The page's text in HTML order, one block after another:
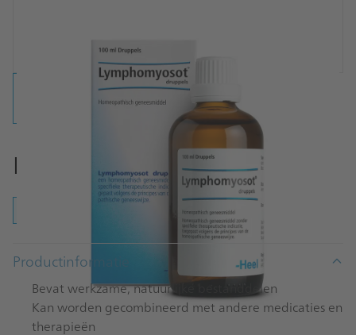
Lymphomyosot® druppels
Productinformatie
Bevat werkzame, natuurlijke bestanddelen
Kan worden gecombineerd met andere medicaties en
therapieën